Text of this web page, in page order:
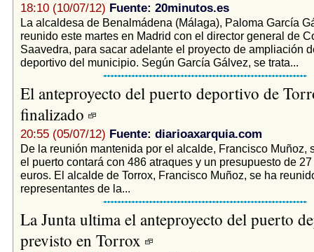
18:10 (10/07/12) Fuente: 20minutos.es
La alcaldesa de Benalmádena (Málaga), Paloma García
reunido este martes en Madrid con el director general de
Saavedra, para sacar adelante el proyecto de ampliación
deportivo del municipio. Según García Gálvez, se trata...
El anteproyecto del puerto deportivo de
finalizado
20:55 (05/07/12) Fuente: diarioaxarquia.com
De la reunión mantenida por el alcalde, Francisco Muñoz,
el puerto contará con 486 atraques y un presupuesto de
euros. El alcalde de Torrox, Francisco Muñoz, se ha
representantes de la...
La Junta ultima el anteproyecto del puerto
previsto en Torrox